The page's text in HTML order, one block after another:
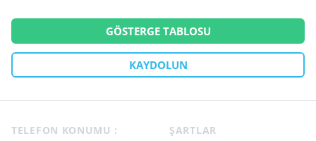
GÖSTERGE TABLOSU
KAYDOLUN
TELEFON KONUMU : ŞARTLAR